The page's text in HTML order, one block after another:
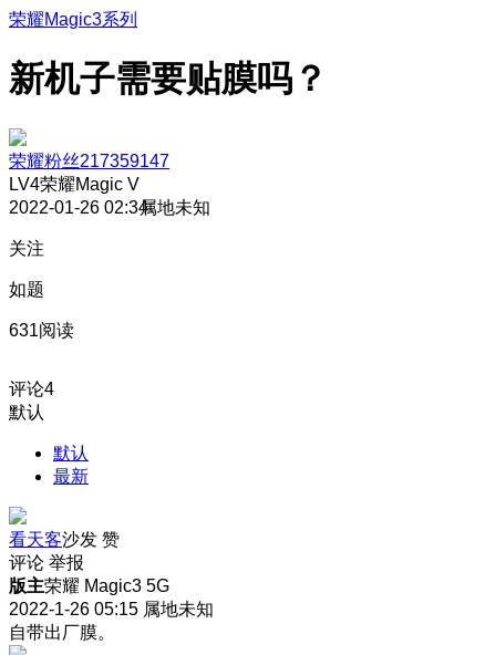
荣耀Magic3系列
新机子需要贴膜吗？
荣耀粉丝217359147
LV4荣耀Magic V
2022-01-26 02:34属地未知
关注
如题
631阅读
评论4
默认
默认
最新
看天客沙发 赞
评论 举报
版主荣耀 Magic3 5G
2022-1-26 05:15 属地未知
自带出厂膜。